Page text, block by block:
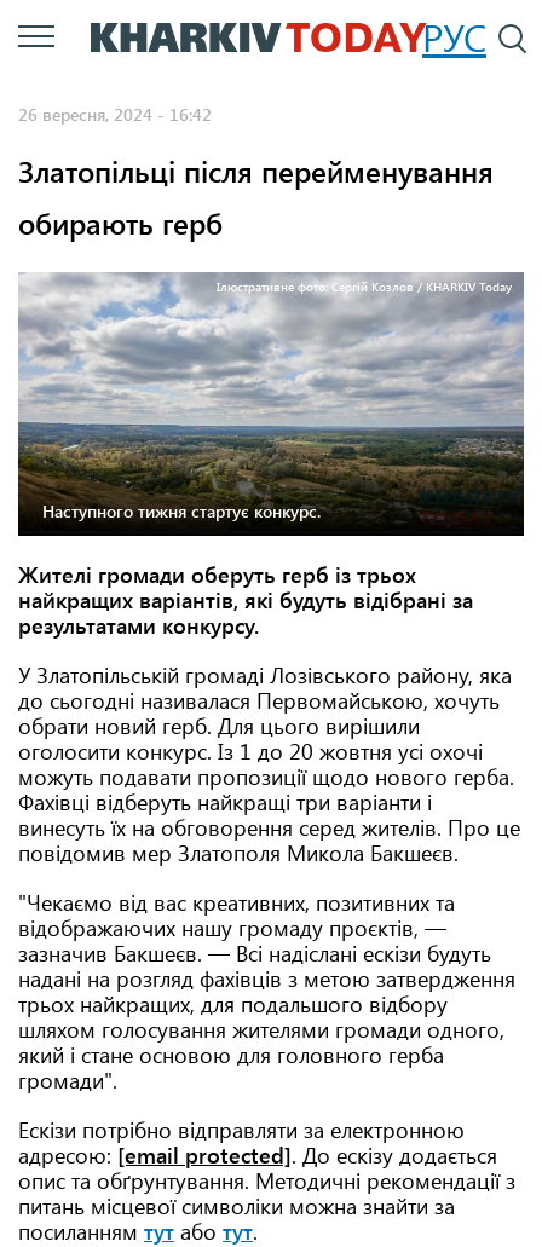
Перейти
до
РУС
26 вересня, 2024 - 16:42
Златопільці після перейменування
обирають герб
Ілюстративне фото: Сергій Козлов / KHARKIV Today
Наступного тижня стартує конкурс.
Жителі громади оберуть герб із трьох
найкращих варіантів, які будуть відібрані за
результатами конкурсу.
У Златопільській громаді Лозівського району, яка
до сьогодні називалася Первомайською, хочуть
обрати новий герб. Для цього вирішили
оголосити конкурс. Із 1 до 20 жовтня усі охочі
можуть подавати пропозиції щодо нового герба.
Фахівці відберуть найкращі три варіанти і
винесуть їх на обговорення серед жителів. Про це
повідомив мер Златополя Микола Бакшеєв.
"Чекаємо від вас креативних, позитивних та
відображаючих нашу громаду проєктів, —
зазначив Бакшеєв. — Всі надіслані ескізи будуть
надані на розгляд фахівців з метою затвердження
трьох найкращих, для подальшого відбору
шляхом голосування жителями громади одного,
який і стане основою для головного герба
громади".
Ескізи потрібно відправляти за електронною
адресою: [email protected]. До ескізу додається
опис та обґрунтування. Методичні рекомендації з
питань місцевої символіки можна знайти за
посиланням тут або тут.